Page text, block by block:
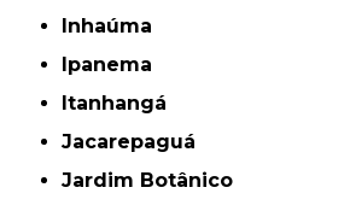
Inhaúma
Ipanema
Itanhangá
Jacarepaguá
Jardim Botânico